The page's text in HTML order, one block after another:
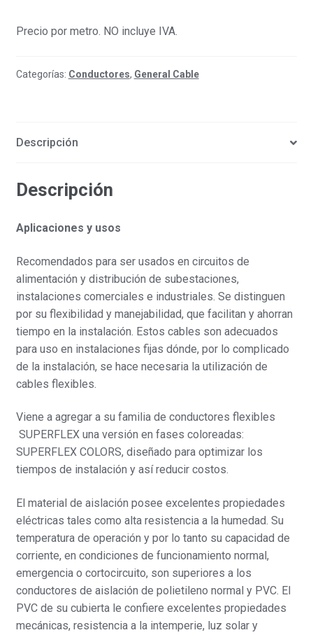
Precio por metro. NO incluye IVA.
Categorías: Conductores, General Cable
Descripción
Descripción
Aplicaciones y usos
Recomendados para ser usados en circuitos de
alimentación y distribución de subestaciones,
instalaciones comerciales e industriales. Se distinguen
por su flexibilidad y manejabilidad, que facilitan y ahorran
tiempo en la instalación. Estos cables son adecuados
para uso en instalaciones fijas dónde, por lo complicado
de la instalación, se hace necesaria la utilización de
cables flexibles.
Viene a agregar a su familia de conductores flexibles
SUPERFLEX una versión en fases coloreadas:
SUPERFLEX COLORS, diseñado para optimizar los
tiempos de instalación y así reducir costos.
El material de aislación posee excelentes propiedades
eléctricas tales como alta resistencia a la humedad. Su
temperatura de operación y por lo tanto su capacidad de
corriente, en condiciones de funcionamiento normal,
emergencia o cortocircuito, son superiores a los
conductores de aislación de polietileno normal y PVC. El
PVC de su cubierta le confiere excelentes propiedades
mecánicas, resistencia a la intemperie, luz solar y